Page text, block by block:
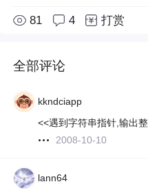
81 4 打赏
全部评论
kkndciapp
<<遇到字符串指针,输出
2008-10-10
lann64